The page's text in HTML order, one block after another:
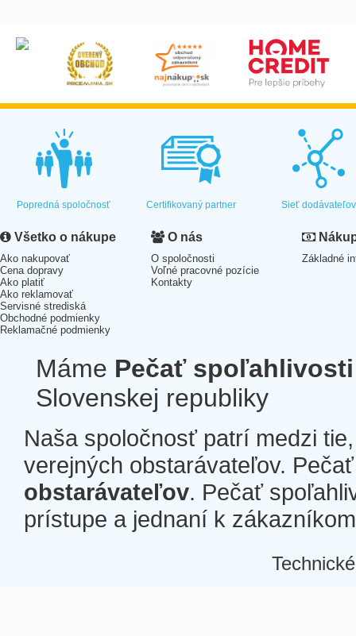
Popredná spoločnosť Certifikovaný partner Sieť dodávateľov
Všetko o nákupe
Ako nakupovať
Cena dopravy
Ako platiť
Ako reklamovať
Servisné strediská
Obchodné podmienky
Reklamačné podmienky
O nás
O spoločnosti
Voľné pracovné pozície
Kontakty
Základné
Máme Pečať spoľahlivosti
Slovenskej republiky
Naša spoločnosť patrí medzi
verejných obstarávateľov.
obstarávateľov. Pečať
prístupe a jednaní k